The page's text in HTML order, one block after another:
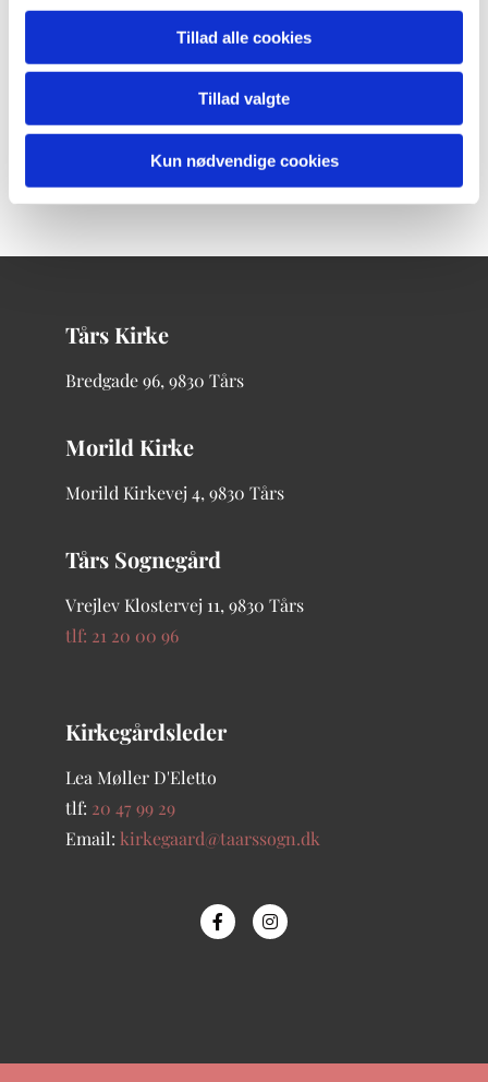
Tillad alle cookies
Tillad valgte
Kun nødvendige cookies
Tårs Kirke
Bredgade96, 9830 Tårs
Morild Kirke
Morild Kirkevej 4, 9830 Tårs
Tårs Sognegård
Vrejlev Klostervej 11, 9830 Tårs
tlf: 21 20 00 96
Kirkegårdsleder
Lea Møller D'Eletto
tlf: 20 47 99 29
Email: kirkegaard@taarssogn.dk